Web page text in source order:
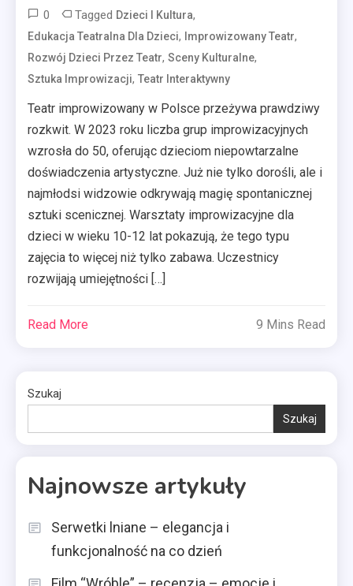
0 Tagged Dzieci I Kultura,
Edukacja Teatralna Dla Dzieci, Improwizowany Teatr,
Rozwój Dzieci Przez Teatr,Sceny Kulturalne,
Sztuka Improwizacji,Teatr Interaktywny
Teatr improwizowany w Polsce przeżywa prawdziwy
rozkwit. W 2023 roku liczba grup improwizacyjnych
wzrosła do 50, oferując dzieciom niepowtarzalne
doświadczenia artystyczne. Już nie tylko dorośli, ale i
najmłodsi widzowie odkrywają magię spontanicznej
sztuki scenicznej. Warsztaty improwizacyjne dla
dzieci w wieku 10-12 lat pokazują, że tego typu
zajęcia to więcej niż tylko zabawa. Uczestnicy
rozwijają umiejętności […]
Read More 9 Mins Read
Szukaj
Szukaj
Najnowsze artykuły
Serwetki lniane – elegancja i
funkcjonalność na co dzień